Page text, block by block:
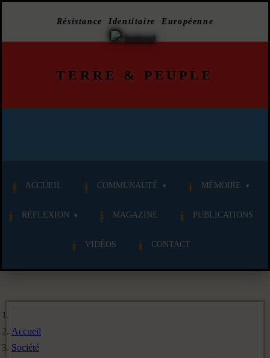
Résistance Identitaire Européenne
TERRE & PEUPLE
ACCUEIL COMMUNAUTÉ MÉMOIRE
RÉFLEXION MAGAZINE PUBLICATIONS
VIDÉOS CONTACT
Accueil
Société